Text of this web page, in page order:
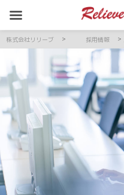
株式会社リリーブ > 採用情報 >